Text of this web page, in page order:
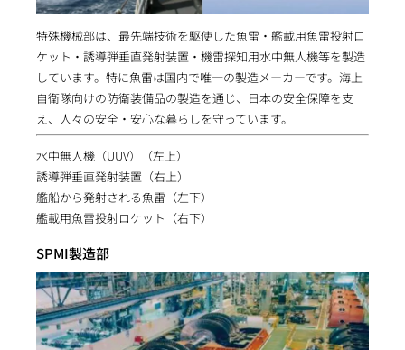
特殊機械部は、最先端技術を駆使した魚雷・艦載用魚雷投射ロ
ケット・誘導弾垂直発射装置・機雷探知用水中無人機等を製造
しています。特に魚雷は国内で唯一の製造メーカーです。海上
自衛隊向けの防衛装備品の製造を通じ、日本の安全保障を支
え、人々の安全・安心な暮らしを守っています。
水中無人機（UUV）（左上）
誘導弾垂直発射装置（右上）
艦船から発射される魚雷（左下）
艦載用魚雷投射ロケット（右下）
SPMI製造部